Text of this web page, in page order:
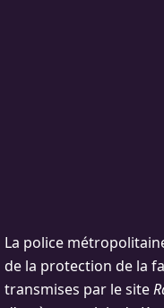
La police
de la protection de la
transmises par le site